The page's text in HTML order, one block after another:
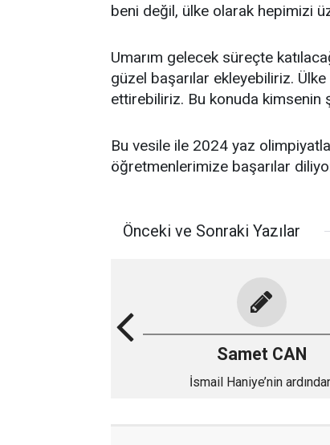
beni değil, ülke olarak hepimizi
Umarım gelecek süreçte
güzel başarılar ekleyebiliriz.
ettirebiliriz. Bu konuda kimsenin
Bu vesile ile 2024 yaz
öğretmenlerimize başarılar
Önceki ve Sonraki Yazılar
Samet CAN
İsmail Haniye’nin